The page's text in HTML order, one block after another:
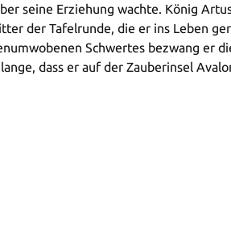
seine Erziehung wachte. König
der Tafelrunde, die er ins Leben
Schwertes bezwang er
dass er auf der Zauberinsel